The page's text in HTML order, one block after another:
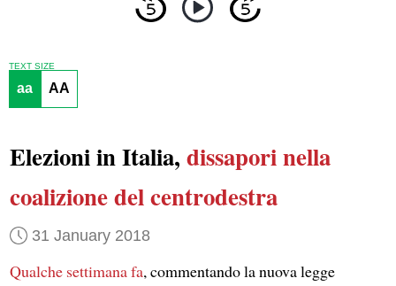
TEXT SIZE
aa AA
Elezioni in Italia, dissaporinella
coalizione del centrodestra
31 January 2018
Qualche settimana fa, commentando la nuova legge